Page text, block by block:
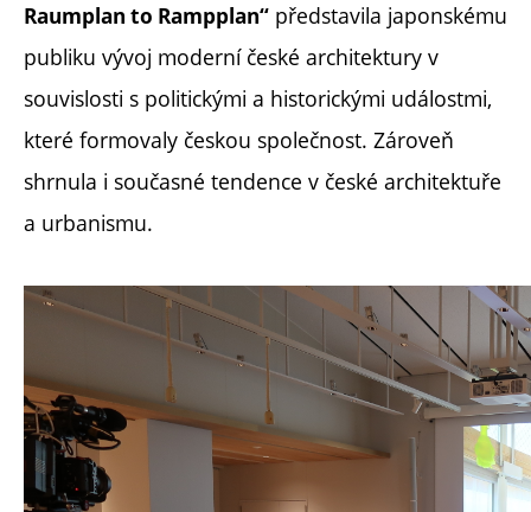
Raumplan to Rampplan“ představila japonskému
publiku vývoj moderní české architektury v
souvislosti s politickými a historickými událostmi,
které formovaly českou společnost. Zároveň
shrnula i současné tendence v české architektuře
a urbanismu.